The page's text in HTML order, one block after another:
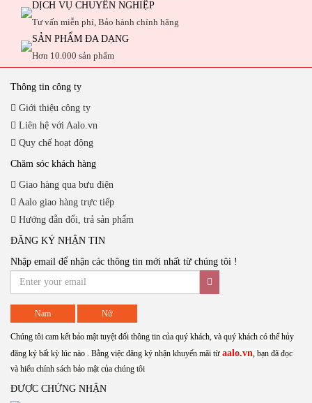
DỊCH VỤ CHUYÊN NGHIỆP
Tư vấn miễn phí, Bảo hành chính hãng
SẢN PHẨM ĐA DẠNG
Hơn 10.000 sản phẩm
Thông tin công ty
Giới thiệu công ty
Liên hệ với Aalo.vn
Quy chế hoạt động
Chăm sóc khách hàng
Giao hàng qua bưu điện
Aalo giao hàng trực tiếp
Hướng đẫn đổi, trả sản phẩm
ĐĂNG KÝ NHẬN TIN
Nhập email để nhận các thông tin mới nhất từ chúng tôi !
Nam Nữ
Chúng tôi cam kết bảo mật tuyệt đối thông tin của quý khách, và quý khách có thể hủy
đăng ký bất kỳ lúc nào . Bằng việc đăng ký nhận khuyến mãi từ aalo.vn, bạn đã đọc
và hiểu chính sách bảo mật của chúng tôi
ĐƯỢC CHỨNG NHẬN